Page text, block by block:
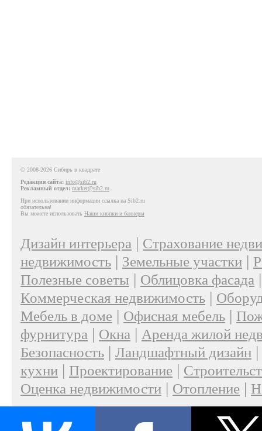
© 2008-2026 Сибирь в квадрате
Редакция сайта: info@sib2.ru
Рекламный отдел: market@sib2.ru
При использовании информации ссылка на Sib2.ru
обязательна!
Вы можете использовать Наши кнопки и баннеры
Дизайн интерьера | Страхование
недвижимость | Земельные участки |
Полезные советы | Облицовка фасада
Коммерческая недвижимость |
Мебель в доме | Офисная мебель |
фурнитура | Окна | Аренда жилой
Безопасность | Ландшафтный дизайн |
кухни | Проектирование |
Оценка недвижимости | Отопление |
О проекте|